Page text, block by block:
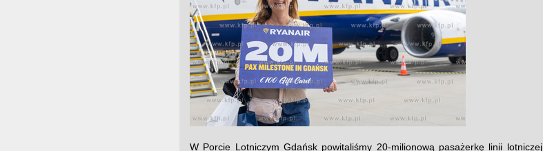
W Porcie Lotniczym Gdańsk powitaliśmy 20-milionową pasażerkę linii lotniczej